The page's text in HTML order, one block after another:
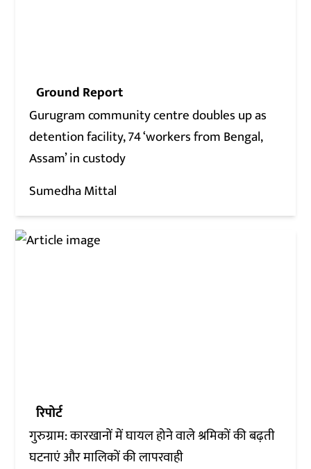
Ground Report
Gurugram community centre doubles up as
detention facility, 74 ‘workers from Bengal,
Assam’ in custody
Sumedha Mittal
रिपोर्ट
गुरुग्राम: कारखानों में घायल होने वाले श्रमिकों की बढ़ती
घटनाएं और मालिकों की लापरवाही